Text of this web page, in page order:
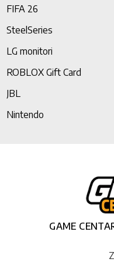
FIFA 26
SteelSeries
LG monitori
ROBLOX Gift Card
JBL
Nintendo
GAME